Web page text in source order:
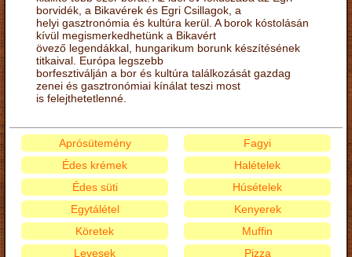
borvidék, a Bikavérek és Egri Csillagok, a
helyi gasztronómia és kultúra kerül. A borok kóstolásán
kívül megismerkedhetünk a Bikavért
övező legendákkal, hungarikum borunk készítésének
titkaival. Európa legszebb
borfesztiválján a bor és kultúra találkozását gazdag
zenei és gasztronómiai kínálat teszi most
is felejthetetlenné.
Aprósütemény
Édes krémek
Édes süti
Egytálétel
Fagyi
Halételek
Húsételek
Kenyerek
Köretek
Levesek
Muffin
Pizza